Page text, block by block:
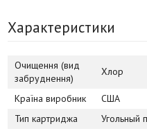
Характеристики
Очищення (вид
забруднення)
Хлор
Країна виробник
США
Тип картриджа
Угольный